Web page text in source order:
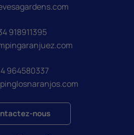
918911395
964580337
nous